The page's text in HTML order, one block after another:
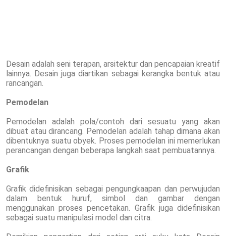
Desain adalah seni terapan, arsitektur dan pencapaian kreatif
lainnya. Desain juga diartikan sebagai kerangka bentuk atau
rancangan.
Pemodelan
Pemodelan adalah pola/contoh dari sesuatu yang akan
dibuat atau dirancang. Pemodelan adalah tahap dimana akan
dibentuknya suatu obyek. Proses pemodelan ini memerlukan
perancangan dengan beberapa langkah saat pembuatannya.
Grafik
Grafik didefinisikan sebagai pengungkaapan dan perwujudan
dalam bentuk huruf, simbol dan gambar dengan
menggunakan proses pencetakan. Grafik juga didefinisikan
sebagai suatu manipulasi model dan citra.